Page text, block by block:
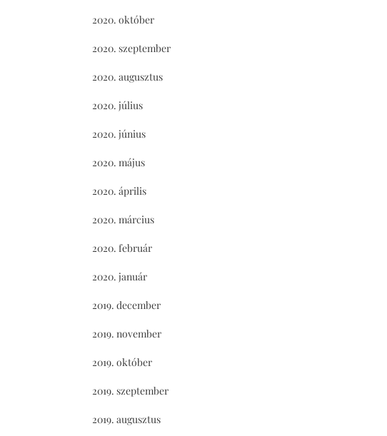
2020. október
2020. szeptember
2020. augusztus
2020. július
2020. június
2020. május
2020. április
2020. március
2020. február
2020. január
2019. december
2019. november
2019. október
2019. szeptember
2019. augusztus